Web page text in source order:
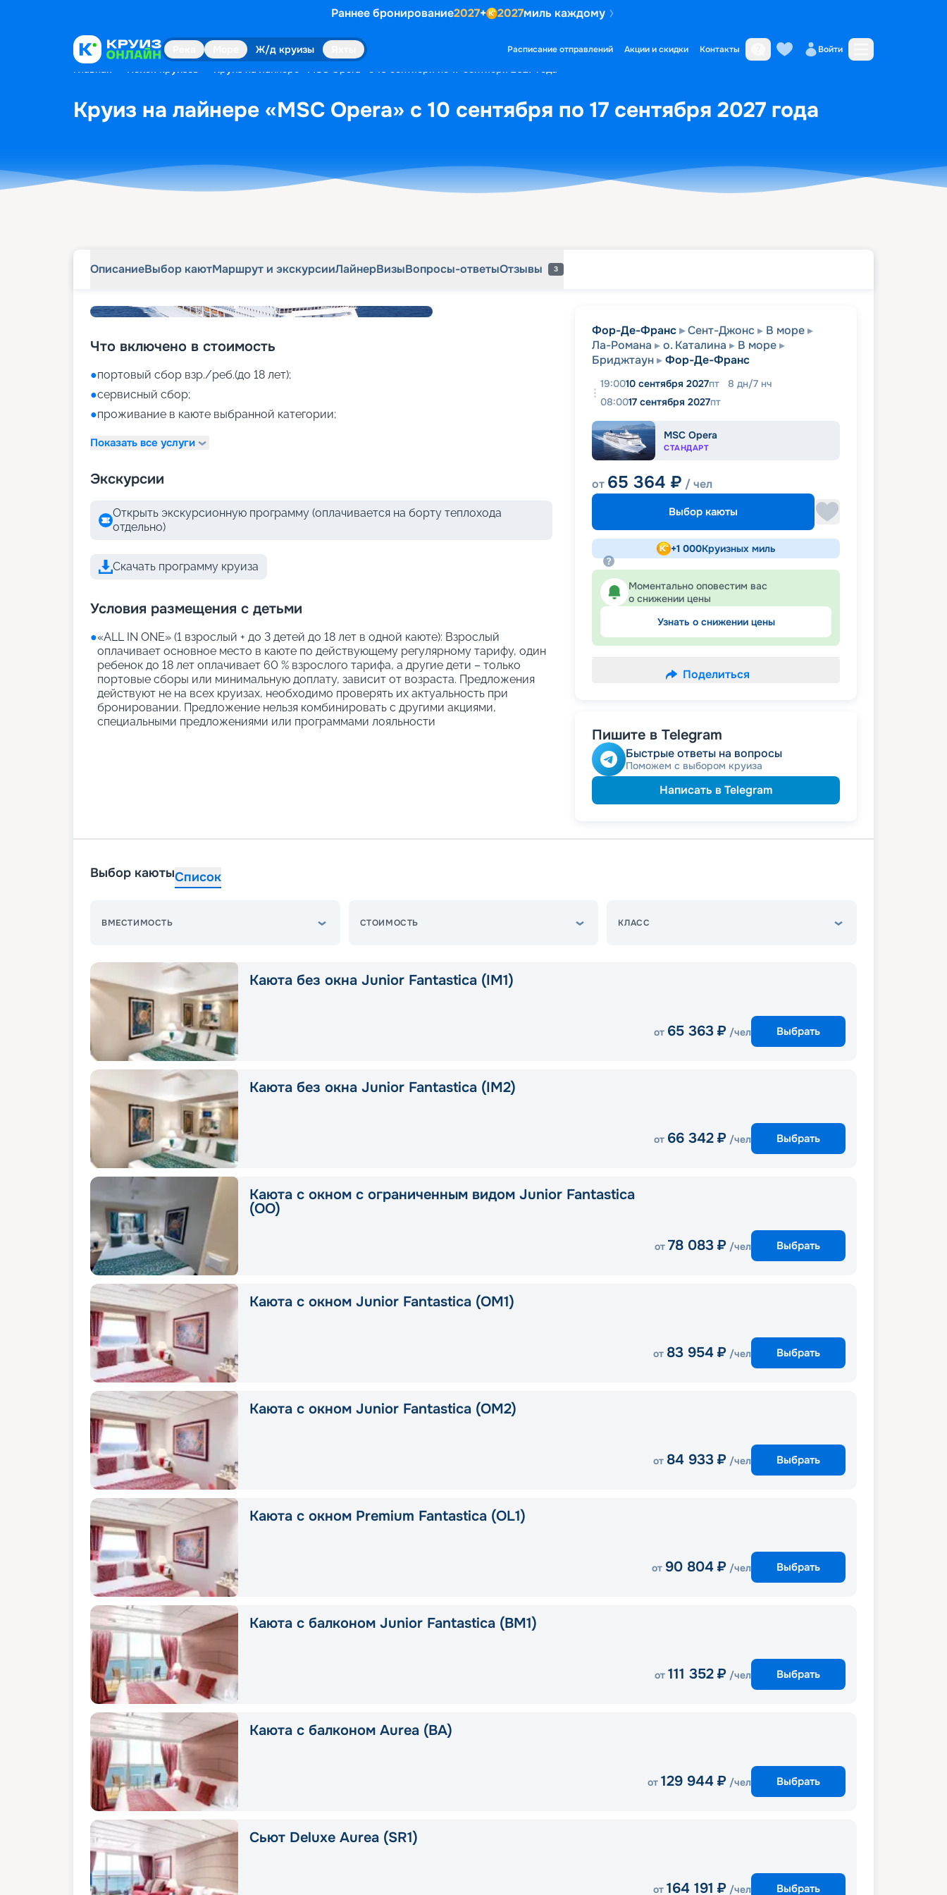
Раннее бронирование2027+ 2027миль каждому
Ж/д круизы Расписание отправлений Акции и скидки Контакты Войти
Главная Поиск круизов Круиз на лайнере «MSC Opera» с 10 сентября по 17 сентября 2027 года
Круиз на лайнере «MSC Opera» с 10 сентября по 17 сентября 2027 года
ОписаниеВыбор каютМаршрут и экскурсииЛайнерВизыВопросы-ответыОтзывы 3
Что включено в стоимость
●портовый сбор взр./реб.(до 18 лет);
●сервисный сбор;
●проживание в каюте выбранной категории;
Показать все услуги
Экскурсии
Открыть экскурсионную программу (оплачивается на борту теплохода
отдельно)
Скачать программу круиза
Условия размещения с детьми
●«АLL IN ONE» (1 взрослый + до 3 детей до 18 лет в одной каюте): Взрослый
оплачивает основное место в каюте по действующему регулярному тарифу, один
ребенок до 18 лет оплачивает 60 % взрослого тарифа, а другие дети – только
портовые сборы или минимальную доплату, зависит от возраста. Предложения
действуют не на всех круизах, необходимо проверять их актуальность при
бронировании. Предложение нельзя комбинировать с другими акциями,
специальными предложениями или программами лояльности
Фор-Де-Франс Сент-Джонс
В море
Ла-Романа
о. Каталина
В море
Бриджтаун
Фор-Де-Франс
19:0010 сентября 2027пт 8 дн/7 нч
08:0017 сентября 2027пт
MSC Opera
СТАНДАРТ
от 65 364 ₽ / чел
Выбор каюты
+1 000Круизных миль
Моментально оповестим вас
о снижении цены
Узнать о снижении цены
Поделиться
Пишите в Telegram
Быстрые ответы на вопросы
Поможем с выбором круиза
Написать в Telegram
Выбор каютыСписок
ВМЕСТИМОСТЬ СТОИМОСТЬ КЛАСС
Каюта без окна Junior Fantastica (IM1)
от 65 363 ₽ /чел Выбрать
Каюта без окна Junior Fantastica (IM2)
от 66 342 ₽ /чел Выбрать
Каюта с окном с ограниченным видом Junior Fantastica
(OO)
от 78 083 ₽ /чел Выбрать
Каюта с окном Junior Fantastica (OM1)
от 83 954 ₽ /чел Выбрать
Каюта с окном Junior Fantastica (OM2)
от 84 933 ₽ /чел Выбрать
Каюта с окном Premium Fantastica (OL1)
от 90 804 ₽ /чел Выбрать
Каюта с балконом Junior Fantastica (BM1)
от 111 352 ₽ /чел Выбрать
Каюта с балконом Aurea (BA)
от 129 944 ₽ /чел Выбрать
Сьют Deluxe Aurea (SR1)
от 164 191 ₽ /чел Выбрать